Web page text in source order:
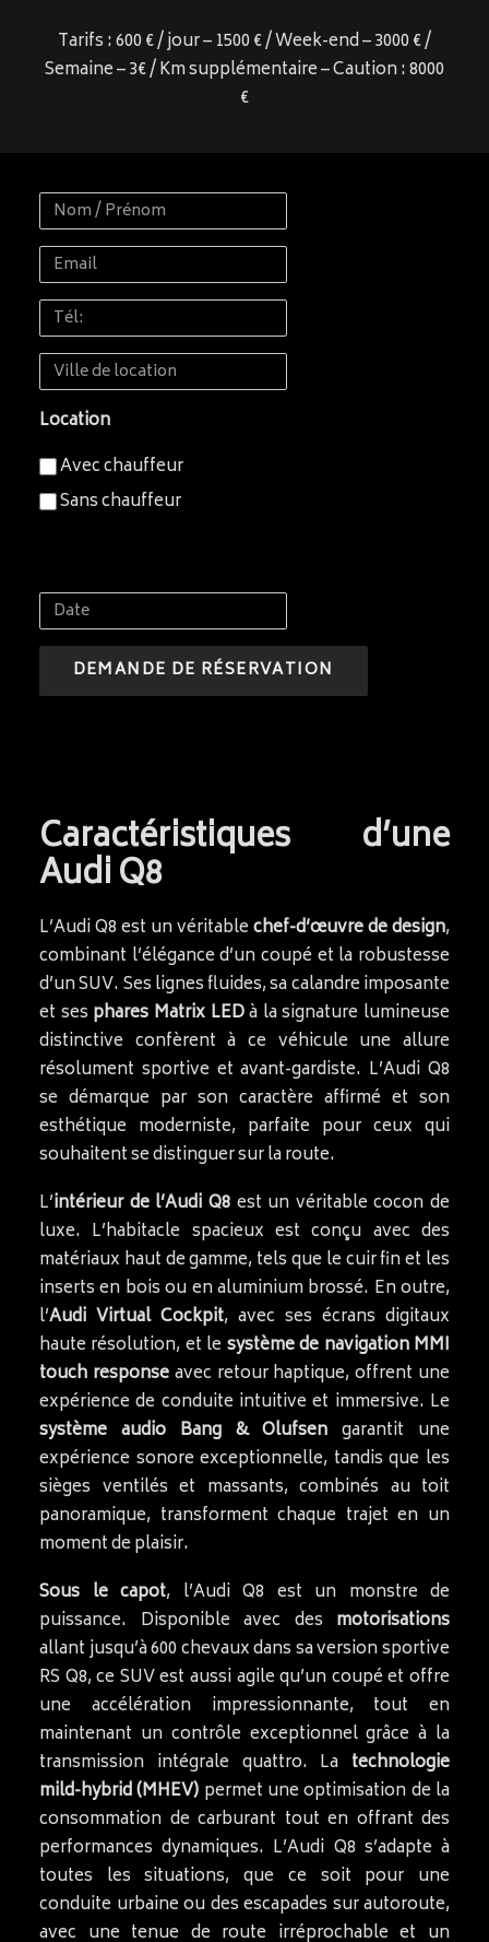
Tarifs : 600 € / jour – 1500 € / Week-end – 3000 € /
Semaine – 3€ / Km supplémentaire – Caution : 8000
€
Nom
/
Prénom
Email
Tél:
Ville
de
location
Location
Avec chauffeur
Sans chauffeur
Date
Caractéristiques d’une
Audi Q8
L’Audi Q8 est un véritablechef-d’œuvre de design,
combinant l’élégance d’un coupé et la robustesse
d’un SUV. Ses lignes fluides, sa calandre imposante
et ses phares Matrix LEDà la signature lumineuse
distinctive confèrent à ce véhicule une allure
résolument sportive et avant-gardiste. L’Audi Q8
se démarque par son caractère affirmé et son
esthétique moderniste, parfaite pour ceux qui
souhaitent se distinguer sur la route.
L’intérieur de l’Audi Q8est un véritable cocon de
luxe. L’habitacle spacieux est conçu avec des
matériaux haut de gamme, tels que le cuir fin et les
inserts en bois ou en aluminium brossé. En outre,
l’Audi Virtual Cockpit, avec ses écrans digitaux
haute résolution, et lesystème de navigation MMI
touch responseavec retour haptique, offrent une
expérience de conduite intuitive et immersive. Le
système audio Bang & Olufsen garantit une
expérience sonore exceptionnelle, tandis que les
sièges ventilés et massants, combinés au toit
panoramique, transforment chaque trajet en un
moment de plaisir.
Sous le capot, l’Audi Q8 est un monstre de
puissance. Disponible avec des motorisations
allant jusqu’à 600 chevaux dans sa version sportive
RS Q8, ce SUV est aussi agile qu’un coupé et offre
une accélération impressionnante, tout en
maintenant un contrôle exceptionnel grâce à la
transmission intégrale quattro. La technologie
mild-hybrid (MHEV) permet une optimisation de la
consommation de carburant tout en offrant des
performances dynamiques. L’Audi Q8 s’adapte à
toutes les situations, que ce soit pour une
conduite urbaine ou des escapades sur autoroute,
avec une tenue de route irréprochable et un